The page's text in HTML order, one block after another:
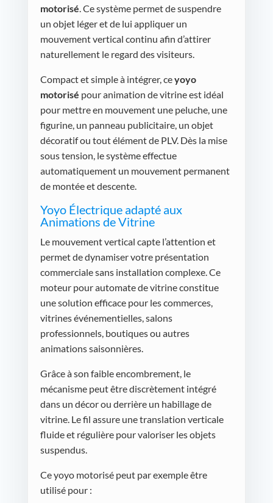
motorisé. Ce système permet de suspendre
un objet léger et de lui appliquer un
mouvement vertical continu afin d’attirer
naturellement le regard des visiteurs.
Compact et simple à intégrer, ceyoyo
motorisé pour animation de vitrine est idéal
pour mettre en mouvement une peluche, une
figurine, un panneau publicitaire, un objet
décoratif ou tout élément de PLV. Dès la mise
sous tension, le système effectue
automatiquement un mouvement permanent
de montée et descente.
Yoyo Électrique adapté aux
Animations de Vitrine
Le mouvement vertical capte l’attention et
permet de dynamiser votre présentation
commerciale sans installation complexe. Ce
moteur pour automate de vitrine constitue
une solution efficace pour les commerces,
vitrines événementielles, salons
professionnels, boutiques ou autres
animations saisonnières.
Grâce à son faible encombrement, le
mécanisme peut être discrètement intégré
dans un décor ou derrière un habillage de
vitrine. Le fil assure une translation verticale
fluide et régulière pour valoriser les objets
suspendus.
Ce yoyo motorisé peut par exemple être
utilisé pour :